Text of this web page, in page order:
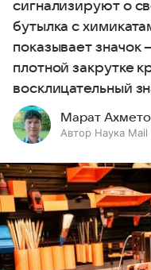
сигнализируют о
бутылка с
показывает значок
плотной закрутке
восклицательный
Марат
Автор Наука Mail